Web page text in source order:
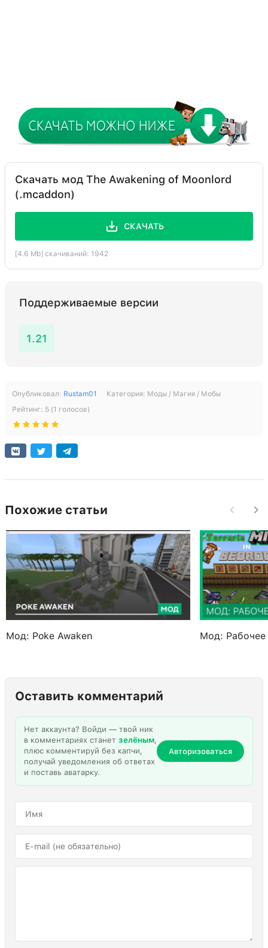
Скачать мод The Awakening of Moonlord
(.mcaddon)
СКАЧАТЬ
[4.6 Mb] скачиваний: 1942
Поддерживаемые версии
1.21
Опубликовал: Rustam01 Категория: Моды / Магия / Мобы
Рейтинг: 5 (1 голосов)
Похожие статьи
Мод: Poke Awaken Мод: Рабочее
Оставить комментарий
Нет аккаунта? Войди — твой ник
в комментариях станет зелёным,
плюс комментируй без капчи,
получай уведомления об ответах
и поставь аватарку.
Авторизоваться